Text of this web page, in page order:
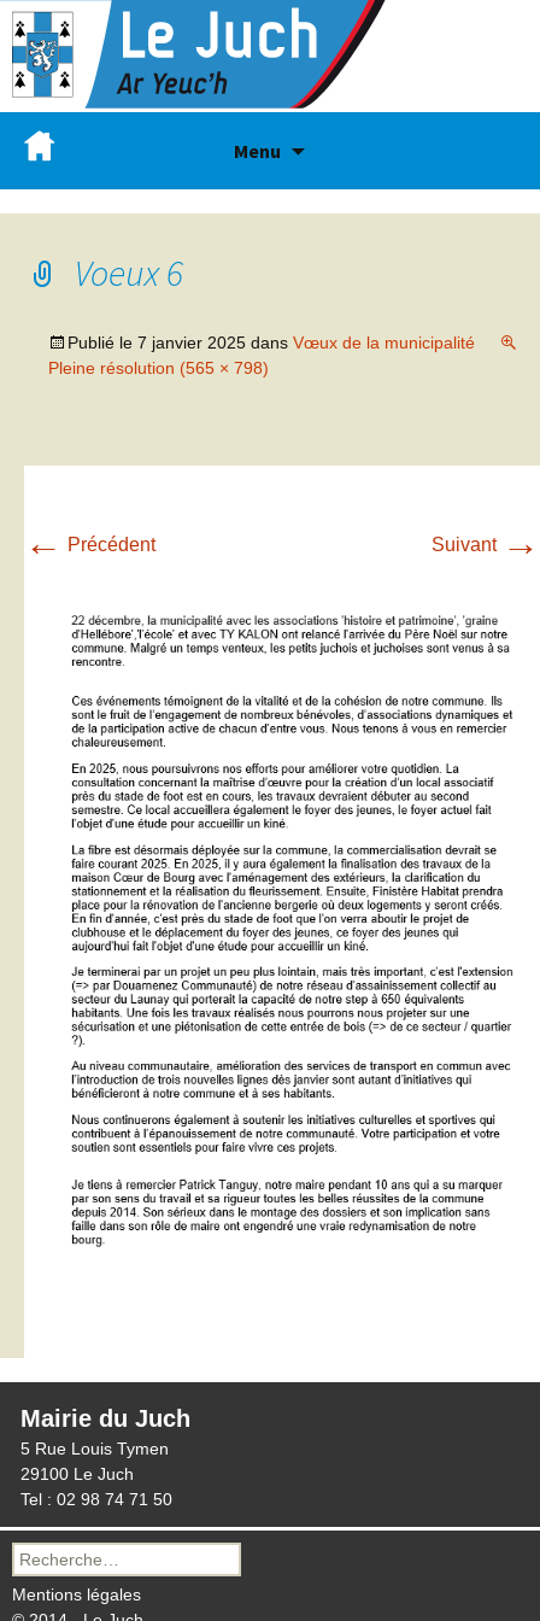
Menu
Voeux 6
Publié le 7 janvier 2025 dans Vœux de la municipalité
Pleine résolution (565 × 798)
← Précédent Suivant →
Mairie du Juch
5 Rue Louis Tymen
29100 Le Juch
Tel : 02 98 74 71 50
Recherche
pour :
Mentions légales